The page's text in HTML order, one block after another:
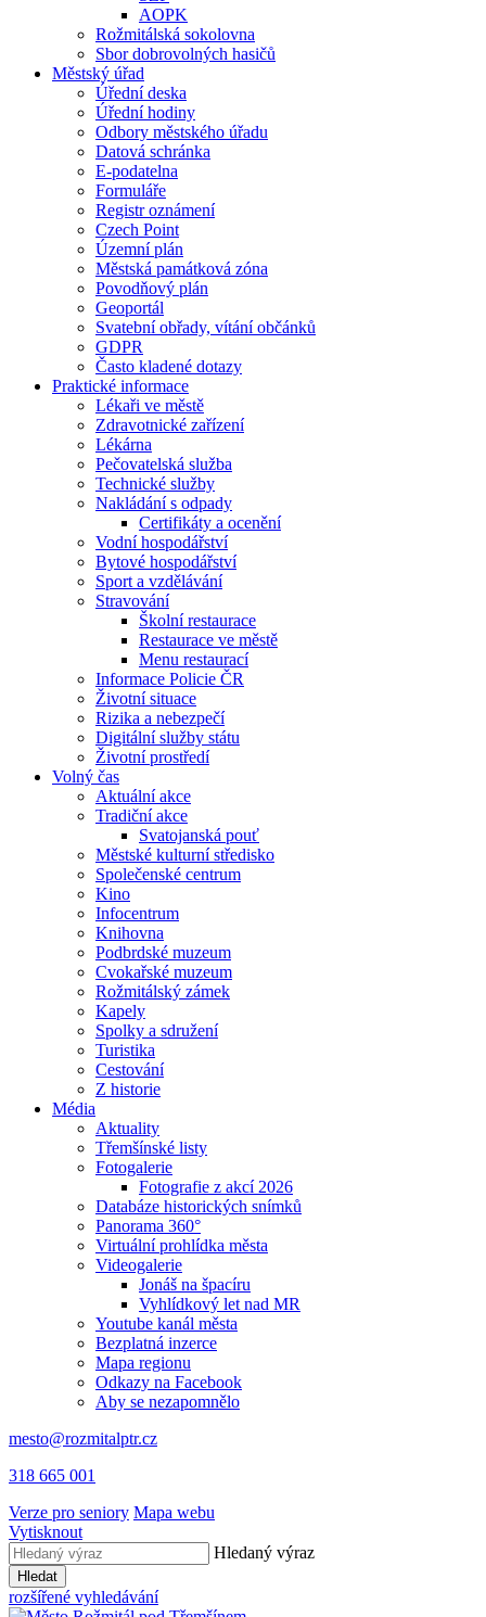
AOPK
Rožmitálská sokolovna
Sbor dobrovolných hasičů
Městský úřad
Úřední deska
Úřední hodiny
Odbory městského úřadu
Datová schránka
E-podatelna
Formuláře
Registr oznámení
Czech Point
Územní plán
Městská památková zóna
Povodňový plán
Geoportál
Svatební obřady, vítání občánků
GDPR
Často kladené dotazy
Praktické informace
Lékaři ve městě
Zdravotnické zařízení
Lékárna
Pečovatelská služba
Technické služby
Nakládání s odpady
Certifikáty a ocenění
Vodní hospodářství
Bytové hospodářství
Sport a vzdělávání
Stravování
Školní restaurace
Restaurace ve městě
Menu restaurací
Informace Policie ČR
Životní situace
Rizika a nebezpečí
Digitální služby státu
Životní prostředí
Volný čas
Aktuální akce
Tradiční akce
Svatojanská pouť
Městské kulturní středisko
Společenské centrum
Kino
Infocentrum
Knihovna
Podbrdské muzeum
Cvokařské muzeum
Rožmitálský zámek
Kapely
Spolky a sdružení
Turistika
Cestování
Z historie
Média
Aktuality
Třemšínské listy
Fotogalerie
Fotografie z akcí 2026
Databáze historických snímků
Panorama 360°
Virtuální prohlídka města
Videogalerie
Jonáš na špacíru
Vyhlídkový let nad MR
Youtube kanál města
Bezplatná inzerce
Mapa regionu
Odkazy na Facebook
Aby se nezapomnělo
mesto@rozmitalptr.cz
318 665 001
Verze pro seniory Mapa webu
Vytisknout
Hledaný výraz
Hledat
rozšířené vyhledávání